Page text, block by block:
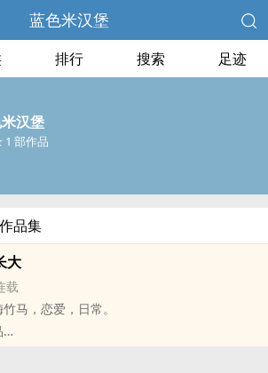
蓝色米汉堡
排行 搜索 足迹
汉堡
1 部作品
品集
大
载
马，恋爱，日常。